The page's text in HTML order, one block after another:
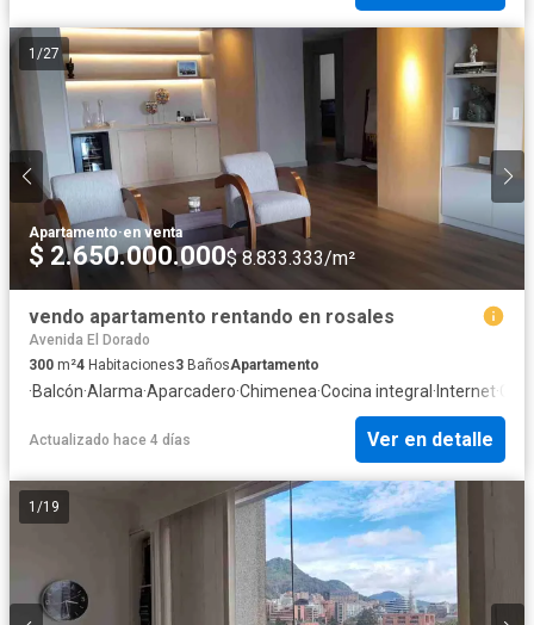
1 /27
Apartamento·en venta
$ 2.650.000.000$ 8.833.333/m²
vendo apartamento rentando en rosales
Avenida El Dorado
300 m²4 Habitaciones3 BañosApartamento
·Balcón·Alarma·Aparcadero·Chimenea·Cocina integral · Internet·
Actualizado hace 4 días Ver en detalle
1 /19